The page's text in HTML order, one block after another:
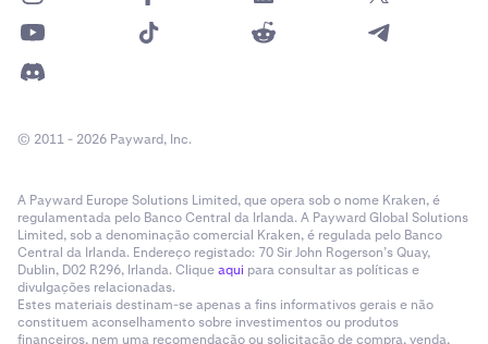
Envie um pedido de apoio
para receber
ajuda da nossa equipa de apoio.
© 2011 - 2026 Payward, Inc.
A Payward Europe Solutions Limited, que opera sob o nome Kraken, é
regulamentada pelo Banco Central da Irlanda. A Payward Global Solutions
Limited, sob a denominação comercial Kraken, é regulada pelo Banco
Central da Irlanda. Endereço registado: 70 Sir John Rogerson’s Quay,
Dublin, D02 R296, Irlanda. Cliqueaqui para consultar as políticas e
divulgações relacionadas.
Estes materiais destinam-se apenas a fins informativos gerais e não
constituem aconselhamento sobre investimentos ou produtos
financeiros, nem uma recomendação ou solicitação de compra, venda,